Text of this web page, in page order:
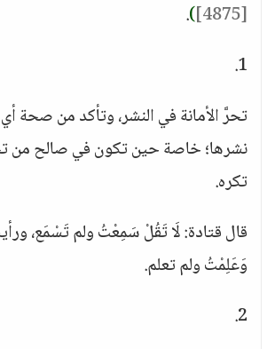
[4875]
)
.
1.
تحرَّ الأمانة في النشر، وتأكد من صحة
نشرها؛ خاصة حين تكون في صالح
تكره.
قال قتادة: لَا تَقُلْ سَمِعْتُ ولم تَسْمَع،
وَعَلِمْتُ ولم تعلم.
2.